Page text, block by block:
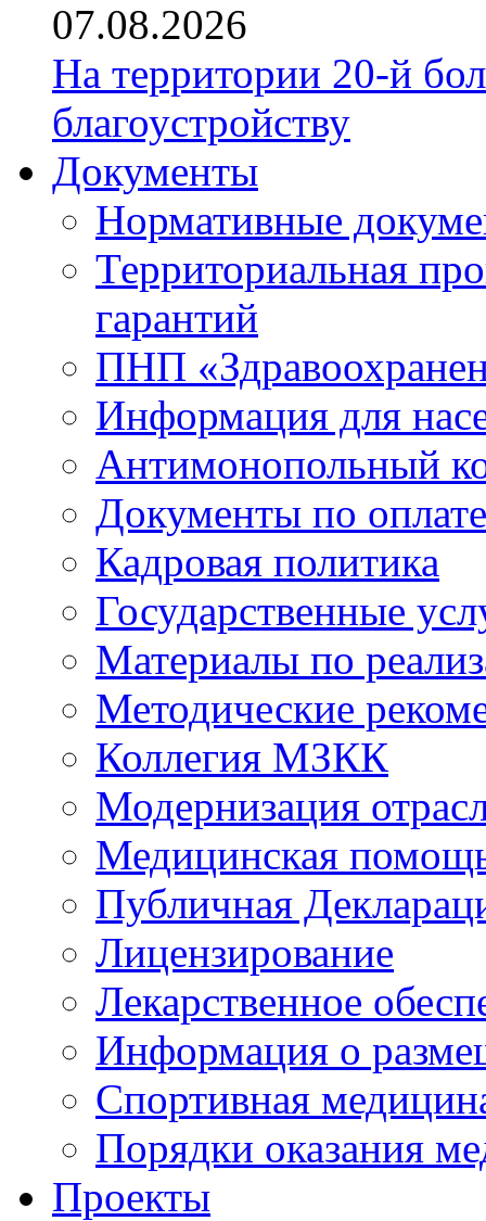
07.08.2026
На территории 20-й
благоустройству
Документы
Нормативные
Территориальная
гарантий
ПНП
Информация для
Антимонопольный
Документы по
Кадровая политика
Государственные
Материалы по
Методические
Коллегия МЗКК
Модернизация
Медицинская
Публичная
Лицензирование
Лекарственное
Информация о
Спортивная
Порядки оказания
Проекты